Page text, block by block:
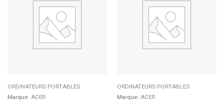
ORDINATEURS PORTABLES
Marque: ACER
ORDINATEURS PORTABLES
Marque: ACER